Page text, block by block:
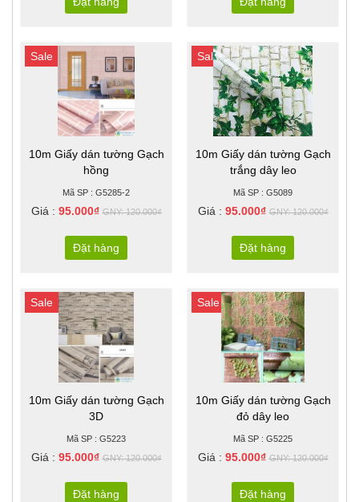
Sale
10m Giấy dán tường Gạch
hồng
Mã SP : G5285-2
Giá : 95.000₫GNY: 120.000₫
Đặt hàng
Sale
10m Giấy dán tường Gạch
trắng dây leo
Mã SP : G5089
Giá : 95.000₫GNY: 120.000₫
Đặt hàng
Sale
10m Giấy dán tường Gạch
3D
Mã SP : G5223
Giá : 95.000₫GNY: 120.000₫
Đặt hàng
Sale
10m Giấy dán tường Gạch
đỏ dây leo
Mã SP : G5225
Giá : 95.000₫GNY: 120.000₫
Đặt hàng